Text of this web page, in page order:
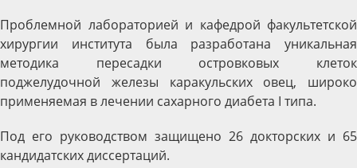
Проблемной лабораторией и кафедрой факультетской
хирургии института была разработана уникальная
методика пересадки островковых клеток
поджелудочной железы каракульских овец, широко
применяемая в лечении сахарного диабета I типа.
Под его руководством защищено 26 докторских и 65
кандидатских диссертаций.